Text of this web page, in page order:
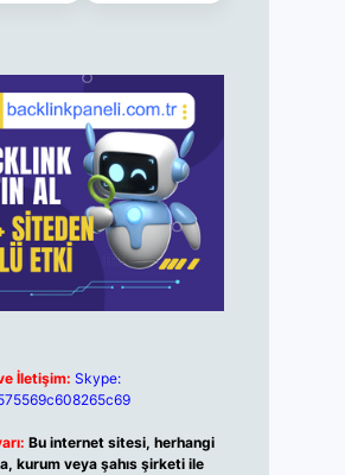
İletişim: Skype:
Bu internet sitesi, herhangi
kurum veya şahıs şirketi ile